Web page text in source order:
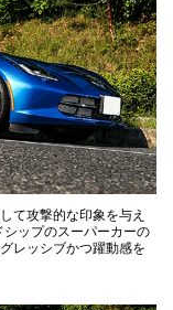
て攻撃的な印象を与え
ップのスーパーカーの
レッシブかつ躍動感を